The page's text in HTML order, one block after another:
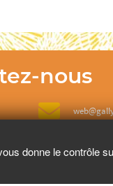
nous
prenddonne le contrôle